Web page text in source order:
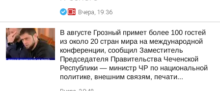
Вчера, 19:36
В августе Грозный примет более 100 гостей
из около 20 стран мира на международной
конференции, сообщил Заместитель
Председателя Правительства Чеченской
Республики — министр ЧР по национальной
политике, внешним связям, печати...